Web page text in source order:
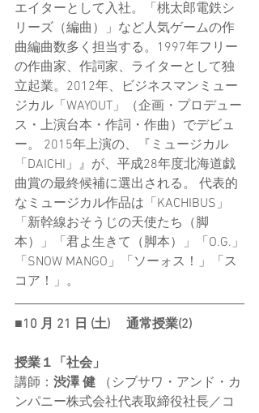
エイターとして入社。「桃太郎電鉄シ
リーズ（編曲）」など人気ゲームの作
曲編曲数多く担当する。1997年フリー
の作曲家、作詞家、ライターとして独
立起業。2012年、ビジネスマンミュー
ジカル「WAYOUT」（企画・プロデュー
ス・上演台本・作詞・作曲）でデビュ
ー。 2015年上演の、『ミュージカル
「DAICHI」』が、平成28年度北海道戯
曲賞の最終候補に選出される。 代表的
なミュージカル作品は「KACHIBUS」
「新幹線おそうじの天使たち（脚
本）」「君よ生きて（脚本）」「O.G.」
「SNOW MANGO」「ソーォス！」「ス
コア！」。
■10 ⽉ 21 ⽇ (⼟) 　通常授業(2)
授業１「社会」
講師： 渋澤 健 （シブサワ・アンド・カ
ンパニー株式会社代表取締役社長／コ